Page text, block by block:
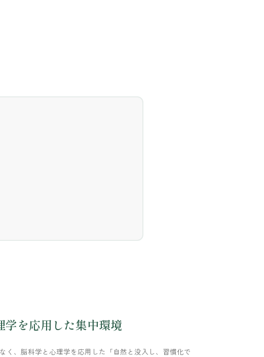
学を応用した集中環境
く、脳科学と心理学を応用した「自然と没入し、習慣化で